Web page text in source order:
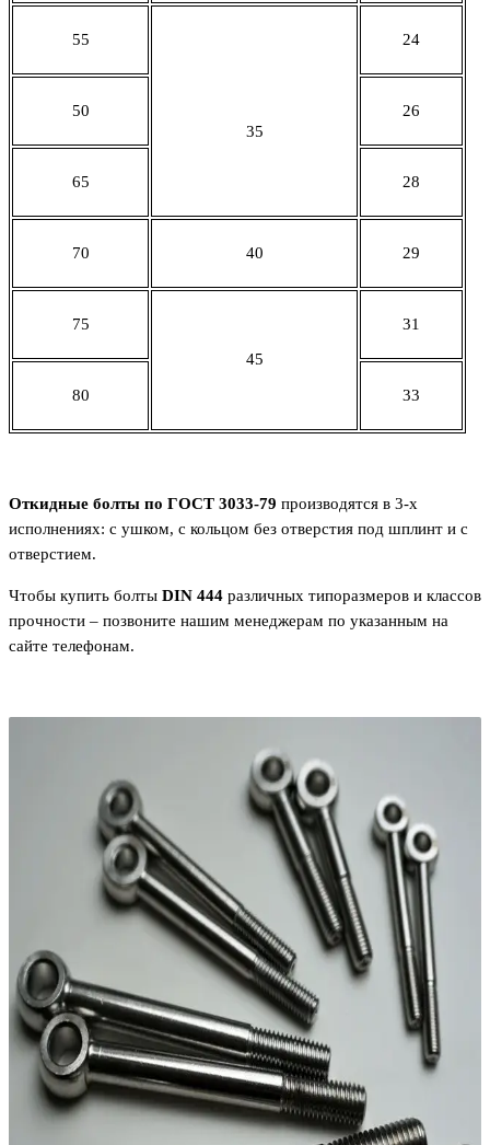
55
35
24
50 26
65 28
70 40 29
75
45
31
80 33
Откидные болты по ГОСТ 3033-79 производятся в 3-х
исполнениях: с ушком, с кольцом без отверстия под шплинт и с
отверстием.
Чтобы купить болты DIN 444 различных типоразмеров и классов
прочности – позвоните нашим менеджерам по указанным на
сайте телефонам.